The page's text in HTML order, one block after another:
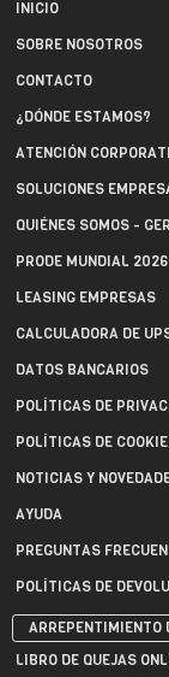
INICIO
SOBRE NOSOTROS
CONTACTO
¿DÓNDE ESTAMOS?
ATENCIÓN
SOLUCIONES
QUIÉNES SOMOS -
PRODE MUNDIAL
LEASING EMPRESAS
CALCULADORA DE
DATOS BANCARIOS
POLÍTICAS DE
POLÍTICAS DE
NOTICIAS Y
AYUDA
PREGUNTAS
POLÍTICAS DE
ARREPENTIMIENTO
LIBRO DE QUEJAS